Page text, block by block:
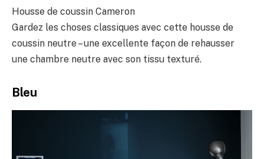
Housse de coussin Cameron
Gardez les choses classiques avec cette housse de
coussin neutre – une excellente façon de rehausser
une chambre neutre avec son tissu texturé.
Bleu